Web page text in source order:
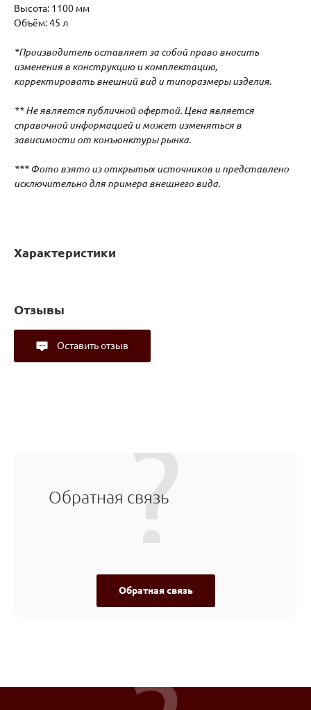
Высота: 1100 мм
Объём: 45 л
*Производитель оставляет за собой право вносить
изменения в конструкцию и комплектацию,
корректировать внешний вид и типоразмеры изделия.
** Не является публичной офертой. Цена является
справочной информацией и может изменяться в
зависимости от конъюнктуры рынка.
*** Фото взято из открытых источников ипредставлено
исключительно для примера внешнего вида.
Характеристики
Отзывы
Оставить отзыв
Обратная связь
Обратная связь